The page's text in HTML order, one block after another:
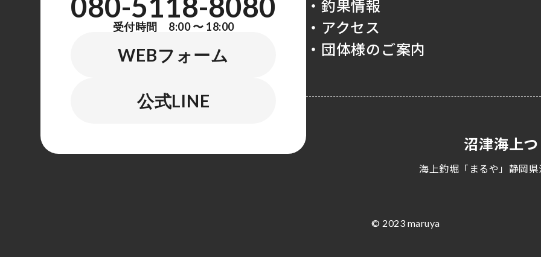
受付時間 8:00 〜 18:00
WEBフォーム
公式LINE
・釣果情報
・アクセス
・団体様のご案内
沼津海上
海上釣堀「まるや」静岡
© 2023 maruya